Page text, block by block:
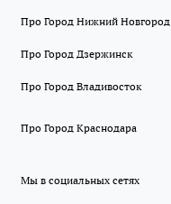
Про Город Нижний Новгород
Про Город Дзержинск
Про Город Владивосток
Про Город Краснодара
Мы в социальных сетях